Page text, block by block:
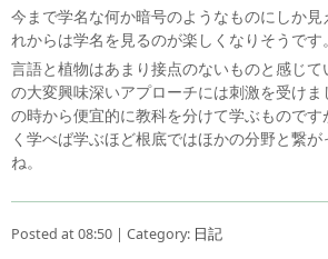
今まで学名な何か暗号のようなものにしか見
れからは学名を見るのが楽しくなりそうです。
言語と植物はあまり接点のないものと感じ
の大変興味深いアプローチには刺激を受け
の時から便宜的に教科を分けて学ぶもので
く学べば学ぶほど根底ではほかの分野と繋
ね。
Posted at 08:50 | Category: 日記